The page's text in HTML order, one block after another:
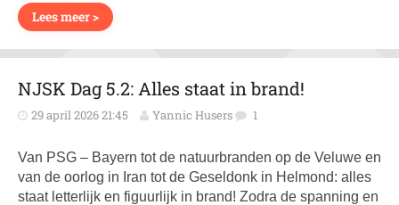
Lees meer >
NJSK Dag 5.2: Alles staat in brand!
29 april 2026 21:45 Yannic Husers 1
Van PSG – Bayern tot de natuurbranden op de Veluwe en
van de oorlog in Iran tot de Geseldonk in Helmond: alles
staat letterlijk en figuurlijk in brand! Zodra de spanning en